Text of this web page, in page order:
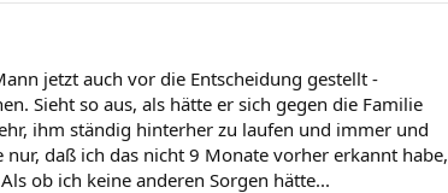
jetzt auch vor die Entscheidung gestellt -
Sieht so aus, als hätte er sich gegen die Familie
ihm ständig hinterher zu laufen und immer und
daß ich das nicht 9 Monate vorher erkannt habe,
ob ich keine anderen Sorgen hätte...